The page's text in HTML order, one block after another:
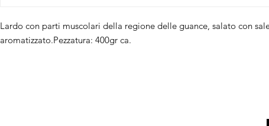
Lardo con parti muscolari della regione delle guance, salato con
aromatizzato.Pezzatura: 400gr ca.